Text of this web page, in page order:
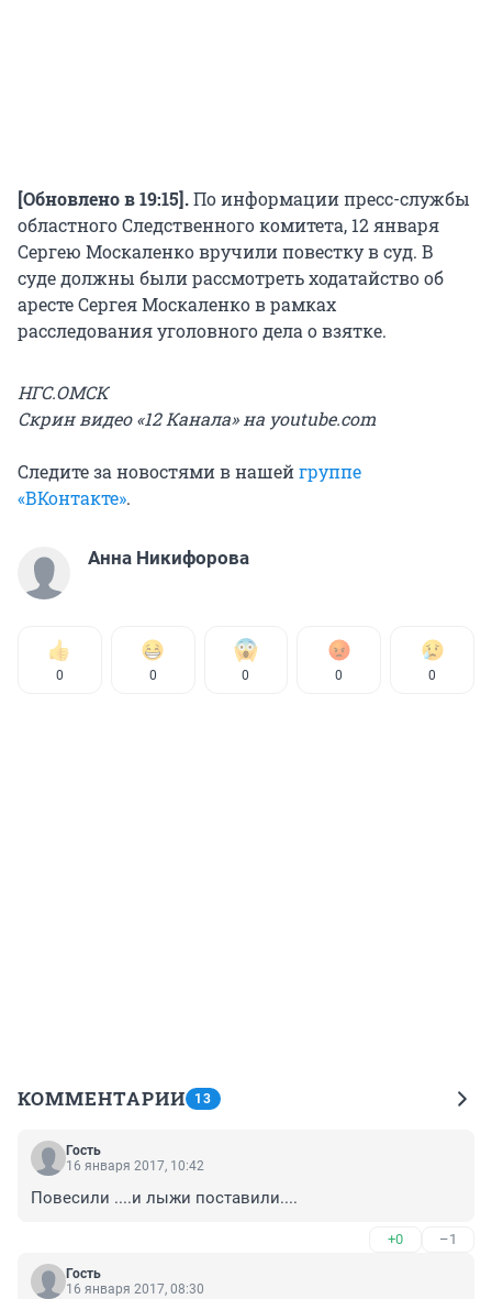
[Обновлено в 19:15].По информации пресс-службы
областного Следственного комитета, 12 января
Сергею Москаленко вручили повестку в суд. В
суде должны были рассмотреть ходатайство об
аресте Сергея Москаленко в рамках
расследования уголовного дела о взятке.
НГС.ОМСК
Скрин видео «12 Канала» на youtube.com
Следите за новостями в нашейгруппе
«ВКонтакте».
Анна Никифорова
0 0 0 0 0
КОММЕНТАРИИ 13
Гость
16 января 2017, 10:42
Повесили ....и лыжи поставили....
+0 –1
Гость
16 января 2017, 08:30